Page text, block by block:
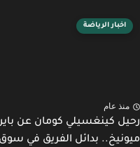
اخبار الرياضة
عام
كينغسيلي كومان عن بايرن
بدائل الفريق في سوق...